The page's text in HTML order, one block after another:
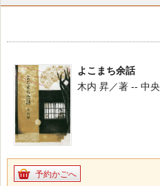
よこまち余話
木内 昇／著 -- 中
予約かごへ